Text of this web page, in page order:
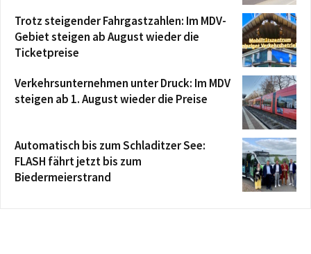
Trotz steigender Fahrgastzahlen: Im MDV-
Gebiet steigen ab August wieder die
Ticketpreise
Verkehrsunternehmen unter Druck: Im MDV
steigen ab 1. August wieder die Preise
Automatisch bis zum Schladitzer See:
FLASH fährt jetzt bis zum
Biedermeierstrand